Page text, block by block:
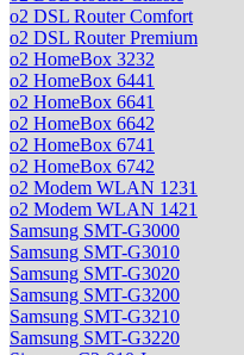
o2 DSL Router Comfort
o2 DSL Router Premium
o2 HomeBox 3232
o2 HomeBox 6441
o2 HomeBox 6641
o2 HomeBox 6642
o2 HomeBox 6741
o2 HomeBox 6742
o2 Modem WLAN 1231
o2 Modem WLAN 1421
Samsung SMT-G3000
Samsung SMT-G3010
Samsung SMT-G3020
Samsung SMT-G3200
Samsung SMT-G3210
Samsung SMT-G3220